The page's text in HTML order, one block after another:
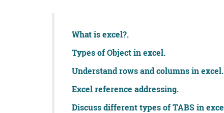
What is excel?.
Types of Object in excel.
Understand rows and columns in excel.
Excel reference addressing.
Discuss different types of TABS in